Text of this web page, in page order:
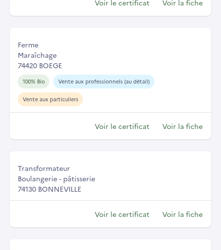
Voir le certificat Voir la fiche
Ferme
Maraîchage
74420 BOEGE
100% Bio Vente aux professionnels (au détail)
Vente aux particuliers
Voir le certificat Voir la fiche
Transformateur
Boulangerie - pâtisserie
74130 BONNEVILLE
Voir le certificat Voir la fiche